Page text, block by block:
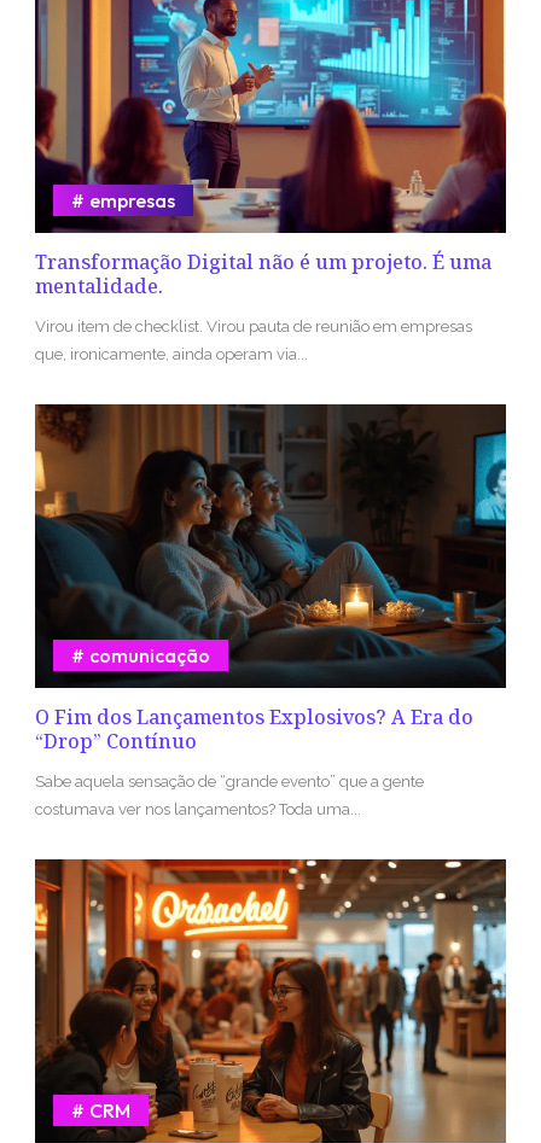
Transformação Digital não é um projeto. É uma
mentalidade.
empresas
Virou item de checklist. Virou pauta de reunião em empresas
que, ironicamente, ainda operam via...
O Fim dos Lançamentos Explosivos? A Era do
“Drop” Contínuo
comunicação
Sabe aquela sensação de “grande evento” que a gente
costumava ver nos lançamentos? Toda uma...
CRM